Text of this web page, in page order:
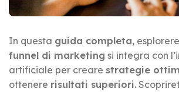
In questa guida completa,
funnel di marketing si integra con
artificiale per creare strategie
ottenere risultati superiori.